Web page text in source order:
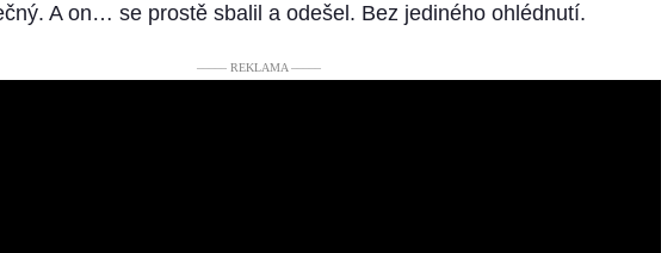
A on… se prostě sbalil a odešel. Bez jediného ohlédnutí.
––––– REKLAMA –––––